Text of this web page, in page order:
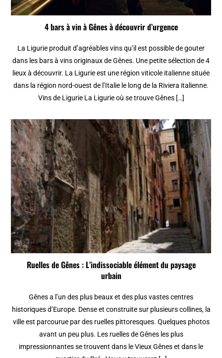
4 bars à vin à Gênes à découvrir d’urgence
La Ligurie produit d’agréables vins qu’il est possible de gouter
dans les bars à vins originaux de Gênes. Une petite sélection de 4
lieux à découvrir. La Ligurie est une région viticole italienne située
dans la région nord-ouest de l’Italie le long de la Riviera italienne.
Vins de Ligurie La Ligurie où se trouve Gênes […]
Ruelles de Gênes : L’indissociable élément du paysage
urbain
Gênes a l’un des plus beaux et des plus vastes centres
historiques d’Europe. Dense et construite sur plusieurs collines, la
ville est parcourue par des ruelles pittoresques. Quelques photos
avant un peu plus. Les ruelles de Gênes les plus
impressionnantes se trouvent dans le Vieux Gênes et dans le